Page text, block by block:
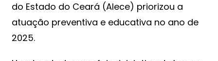
do Estado do Ceará (Alece) priorizou a
atuação preventiva e educativa no ano de
2025.